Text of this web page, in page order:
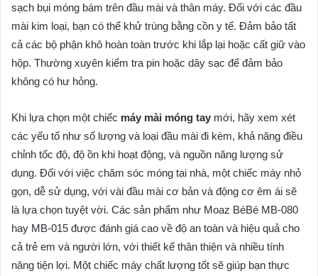
sạch bụi móng bám trên đầu mài và thân máy. Đối với các đầu
mài kim loại, bạn có thể khử trùng bằng cồn y tế. Đảm bảo tất
cả các bộ phận khô hoàn toàn trước khi lắp lại hoặc cất giữ vào
hộp. Thường xuyên kiểm tra pin hoặc dây sạc để đảm bảo
không có hư hỏng.
Khi lựa chọn một chiếc máy mài móng tay mới, hãy xem xét
các yếu tố như số lượng và loại đầu mài đi kèm, khả năng điều
chỉnh tốc độ, độ ồn khi hoạt động, và nguồn năng lượng sử
dụng. Đối với việc chăm sóc móng tại nhà, một chiếc máy nhỏ
gọn, dễ sử dụng, với vài đầu mài cơ bản và động cơ êm ái sẽ
là lựa chọn tuyệt vời. Các sản phẩm như Moaz BéBé MB-080
hay MB-015 được đánh giá cao về độ an toàn và hiệu quả cho
cả trẻ em và người lớn, với thiết kế thân thiện và nhiều tính
năng tiện lợi. Một chiếc máy chất lượng tốt sẽ giúp bạn thực